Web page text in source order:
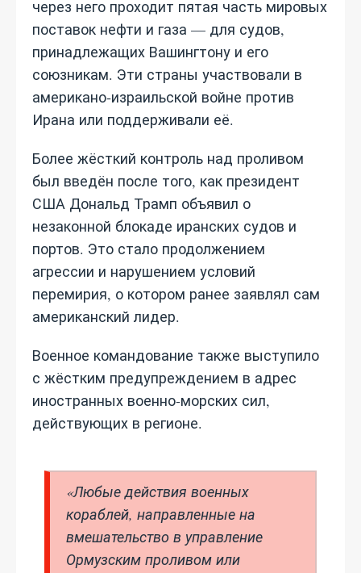
через него проходит пятая часть мировых
поставок нефти и газа — для судов,
принадлежащих Вашингтону и его
союзникам. Эти страны участвовали в
американо‑израильской войне против
Ирана или поддерживали её.
Более жёсткий контроль над проливом
был введён после того, как президент
США Дональд Трамп объявил о
незаконной блокаде иранских судов и
портов. Это стало продолжением
агрессии и нарушением условий
перемирия, о котором ранее заявлял сам
американский лидер.
Военное командование также выступило
с жёстким предупреждением в адрес
иностранных военно‑морских сил,
действующих в регионе.
«Любые действия военных
кораблей, направленные на
вмешательство в управление
Ормузским проливом или